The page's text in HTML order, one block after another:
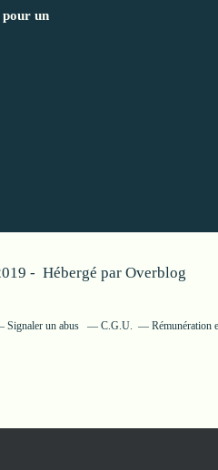
pour un
- Hébergé par Overblog
Signaler un abus C.G.U. Rémunération